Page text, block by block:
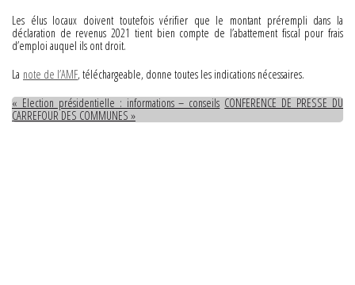
Les élus locaux doivent toutefois vérifier que le montant prérempli dans la
déclaration de revenus 2021 tient bien compte de l’abattement fiscal pour frais
d’emploi auquel ils ont droit.
La note de l’AMF, téléchargeable, donne toutes les indications nécessaires.
« Election présidentielle : informations – conseils CONFERENCE DE PRESSE DU
CARREFOUR DES COMMUNES »